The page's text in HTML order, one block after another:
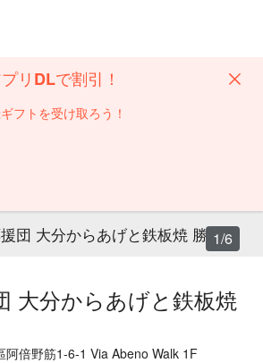
リDLで割引！
フトを受け取ろう！
団 大分からあげと鉄板焼 勝男
大分からあげと鉄板焼
阿倍野筋1-6-1 Via Abeno Walk 1F
1/6